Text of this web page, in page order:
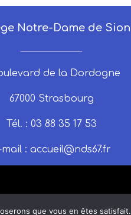
Notre-Dame de Sion
de la Dordogne
67000 Strasbourg
Tél. : 03 88 35 17 53
mail :accueil@nds67.fr
que vous en êtes satisfait.